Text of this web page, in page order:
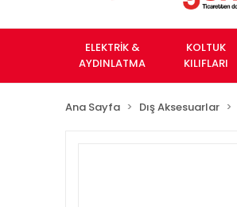
ELEKTRİK &
AYDINLATMA
KOLTUK
KILIFLARI
Ana Sayfa Dış Aksesuarlar